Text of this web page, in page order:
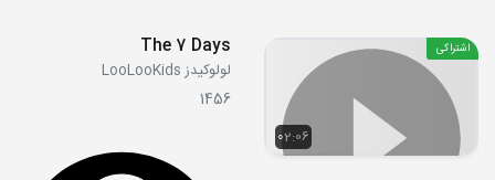
02:06
اشتراکی The 7 Days
لولوکیدز LooLooKids
1456